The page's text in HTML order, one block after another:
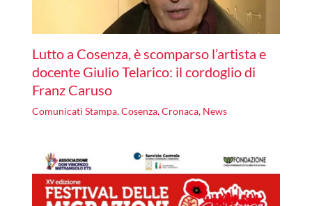
Lutto a Cosenza, è scomparso l’artista e
docente Giulio Telarico: il cordoglio di
Franz Caruso
Comunicati Stampa,Cosenza,Cronaca, News